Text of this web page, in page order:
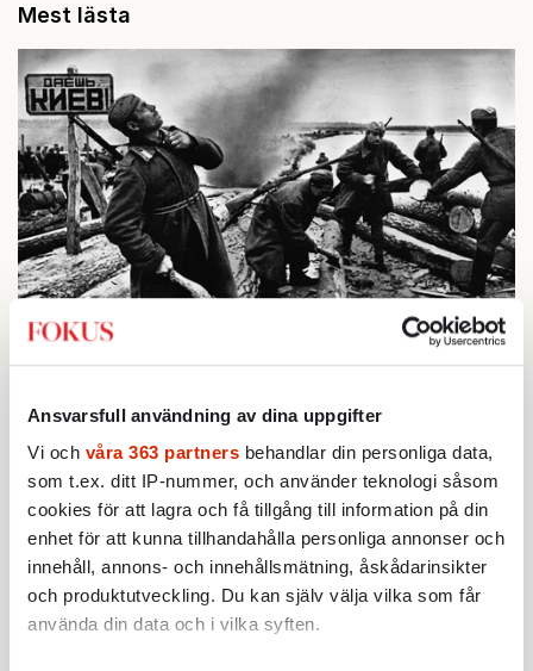
Ansvarsfull användning av dina uppgifter
Vi och våra 363 partners behandlar din personliga data,
som t.ex. ditt IP-nummer, och använder teknologi såsom
cookies för att lagra och få tillgång till information på din
enhet för att kunna tillhandahålla personliga annonser och
innehåll, annons- och innehållsmätning, åskådarinsikter
och produktutveckling. Du kan själv välja vilka som får
använda din data och i vilka syften.
Mest lästa
BOKRECENSION
1.
2.Vattenbristen är här – men var femte liter läcker
Av: Susanne Gäre
KRÖNIKA
3.Frans Wachtmeister:Ja, AC är ett hot mot den
franska civilisationen
KRÖNIKA
4.Nina Lekander:På ”Kommunisthögskolan” drömde
alla om att vara arbetarklass
5.Bitte Assarmo:Sagan om den lågbegåvade